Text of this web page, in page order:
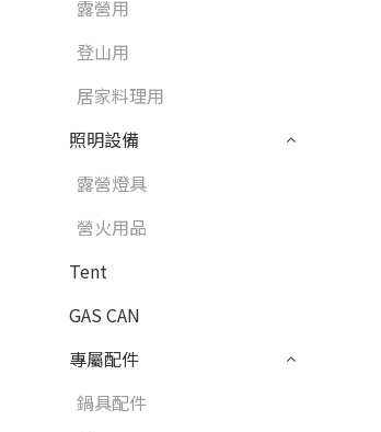
露營用
登山用
居家料理用
照明設備
露營燈具
營火用品
Tent
GAS CAN
專屬配件
鍋具配件